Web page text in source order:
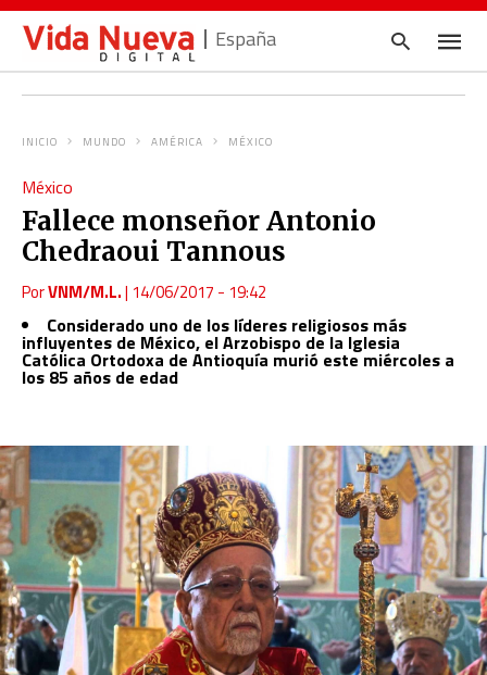
España
INICIO MUNDO AMÉRICA MÉXICO
México
Fallece monseñor Antonio
Chedraoui Tannous
PorVNM/M.L.| 14/06/2017 - 19:42
Considerado uno de los líderes religiosos más
influyentes de México, el Arzobispo de la Iglesia
Católica Ortodoxa de Antioquía murió este miércoles a
los 85 años de edad